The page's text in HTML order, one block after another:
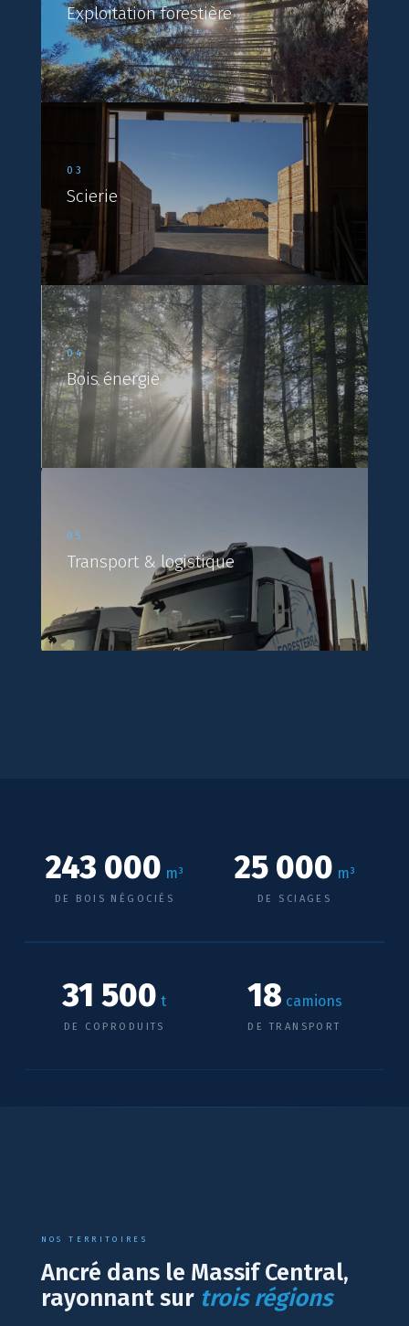
Exploitation forestière
03
Scierie
04
Bois énergie
05
Transport & logistique
243 000 m³
DE BOIS NÉGOCIÉS
25 000 m³
DE SCIAGES
31 500 t
DE COPRODUITS
18 camions
DE TRANSPORT
NOS TERRITOIRES
Ancré dans le Massif Central,
rayonnant sur trois régions